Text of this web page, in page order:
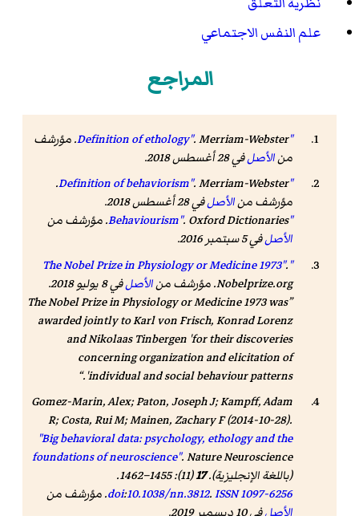
علم النفس الاجتماعي
المراجع
"Definition of ethology"
. Merriam-Webster. مؤرشف
منالأصلفي 28 أغسطس 2018
.
"Definition of behaviorism"
. Merriam-Webster.
مؤرشف منالأصلفي 28 أغسطس 2018
.
"Behaviourism". Oxford Dictionaries. مؤرشف من
الأصلفي 5 سبتمبر 2016
.
"The Nobel Prize in Physiology or Medicine 1973"
.
Nobelprize.org. مؤرشف منالأصلفي 8 يوليو 2018
.
The Nobel Prize in Physiology or Medicine 1973 was
awarded jointly to Karl von Frisch, Konrad Lorenz
and Nikolaas Tinbergen 'for their discoveries
concerning organization and elicitation of
individual and social behaviour patterns'.
Gomez-Marin, Alex; Paton, Joseph J; Kampff, Adam
R; Costa, Rui M; Mainen, Zachary F (2014-10-28).
"Big behavioral data: psychology, ethology and the
foundations of neuroscience".Nature Neuroscience
(باللغة الإنجليزية).17
(11): 1455–1462.
doi:10.1038/nn.3812.ISSN1097-6256
. مؤرشف من
الأصلفي 10 ديسمبر 2019.